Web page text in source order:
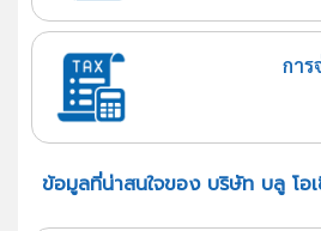
การ
ข้อมูลที่น่าสนใจของ บริษัท บลู โ